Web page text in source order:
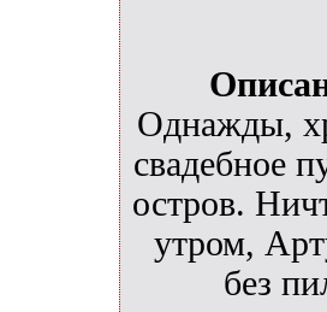
Однажды,
свадебное
остров.
утром,
без